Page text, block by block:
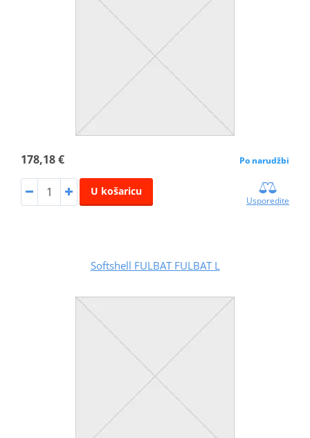
178,18 € Po narudžbi
U košaricu
Usporedite
Softshell FULBAT FULBAT L